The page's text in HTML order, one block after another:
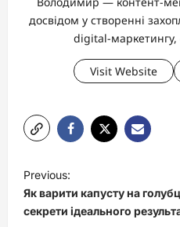
досвідом у створенні
digital-маркетингу,
Visit Website
o
s
Previous:
Як варити капусту на
секрети ідеального